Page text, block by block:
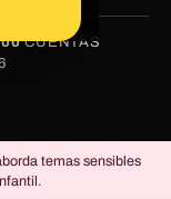
CUENTAS
temas sensibles